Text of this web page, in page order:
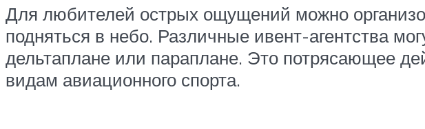
Для любителей острых ощущений можно
подняться в небо. Различные ивент-агентства
дельтаплане или параплане. Это потрясающее
видам авиационного спорта.